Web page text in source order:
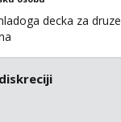
decka za